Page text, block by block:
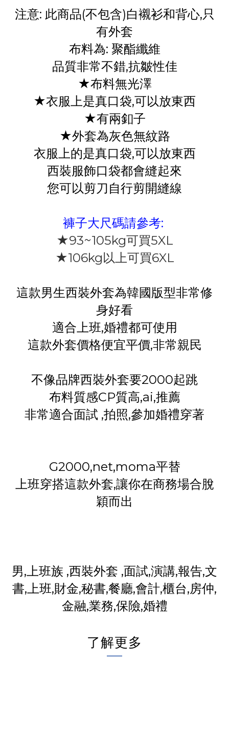
注意: 此商品(不包含)白襯衫和背心,只
有外套
布料為: 聚酯纖維
品質非常不錯,抗皺性佳
★布料無光澤
★衣服上是真口袋,可以放東西
★有兩釦子
★外套為灰色無紋路
衣服上的是真口袋,可以放東西
西裝服飾口袋都會縫起來
您可以剪刀自行剪開縫線
褲子大尺碼請參考:
★93~105kg可買5XL
★106kg以上可買6XL
這款男生西裝外套為韓國版型非常修
身好看
適合上班,婚禮都可使用
這款外套價格便宜平價,非常親民
不像品牌西裝外套要2000起跳
布料質感CP質高,ai,推薦
非常適合面試 ,拍照,參加婚禮穿著
G2000,net,moma平替
上班穿搭這款外套,讓你在商務場合脫
穎而出
男,上班族 ,西裝外套 ,面試,演講,報告,文
書,上班,財金,秘書,餐廳,會計,櫃台,房仲,
金融,業務,保險,婚禮
了解更多